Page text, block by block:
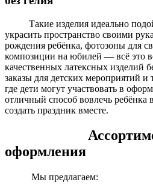
Такие изделия идеально
украсить пространство своими
рождения ребёнка, фотозоны для
композиции на юбилей — всё это
качественных латексных изделий
заказы для детских мероприятий и
где дети могут участвовать в
отличный способ вовлечь ребёнка
создать праздник вместе.
Ассортимент
оформления
Мы предлагаем: